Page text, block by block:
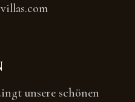
unsere schönen